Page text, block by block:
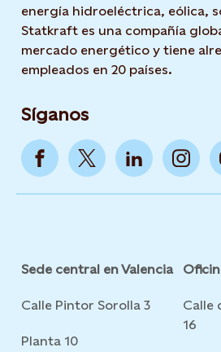
energía hidroeléctrica, eólica,
Statkraft es una compañía
mercado energético y tiene
empleados en 20 países.
Síganos
Sede central en Valencia
Calle Pintor Sorolla 3
Planta 10
Calle
16